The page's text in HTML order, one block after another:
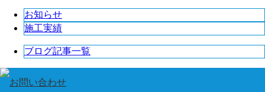
お知らせ
施工実績
ブログ記事一覧